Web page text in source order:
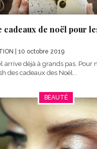
cadeaux de noël pour
| 10 octobre 2019
arrive déjà à grands pas. Pour
des cadeaux des Noël...
BEAUTÉ